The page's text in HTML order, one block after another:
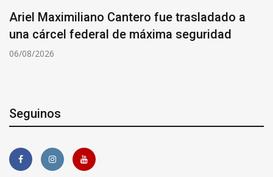
fue trasladado a
máxima seguridad
Cayó “Yaka”, el
crimen del ex
Seguinos